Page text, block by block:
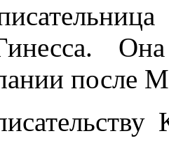
после